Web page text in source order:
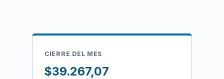
CIERRE DEL MES
$39.267,07